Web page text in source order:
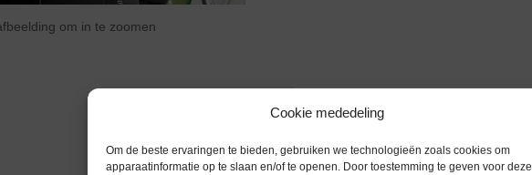
Cookie mededeling
Om de beste ervaringen te bieden, gebruiken we technologieën zoals cookies om
apparaatinformatie op te slaan en/of te openen. Door toestemming te geven voor deze
om in te zoomen
Extra informatie